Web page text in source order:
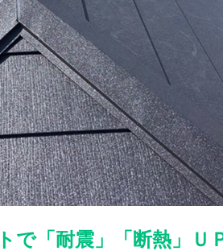
で「耐震」「断熱」Ｕ